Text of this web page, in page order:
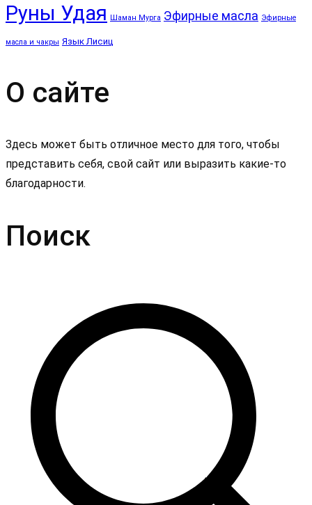
Руны Удая Шаман Мурга Эфирные масла Эфирные
масла и чакры Язык Лисиц
О сайте
Здесь может быть отличное место для того, чтобы
представить себя, свой сайт или выразить какие-то
благодарности.
Поиск